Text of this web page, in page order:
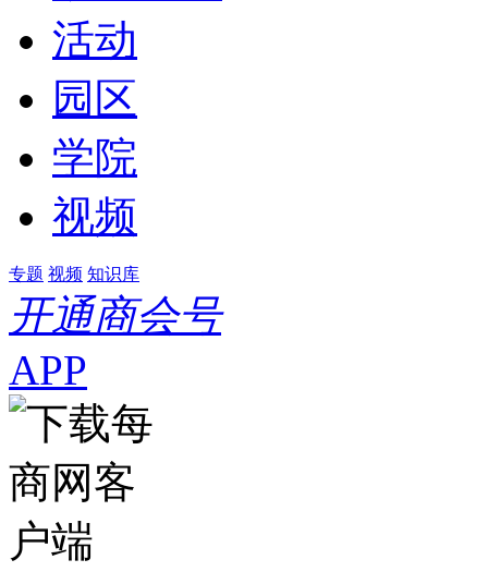
活动
园区
学院
视频
专题 视频 知识库
开通商会号
APP